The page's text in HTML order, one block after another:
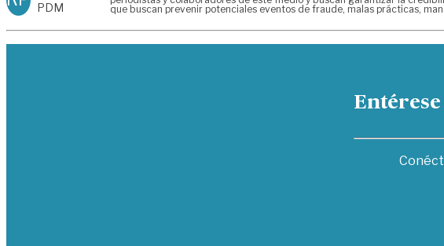
PDM
que buscan prevenir potenciales eventos de fraude, malas prácticas,